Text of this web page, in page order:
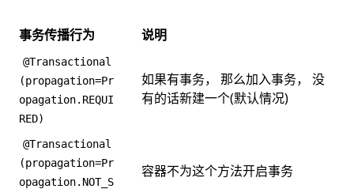
事务传播行为 说明
@Transactional
(propagation=Pr
opagation.REQUI
RED)
如果有事务， 那么加入事务， 没
有的话新建一个(默认情况)
@Transactional
(propagation=Pr
opagation.NOT_S
容器不为这个方法开启事务